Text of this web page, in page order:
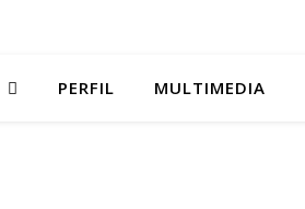
PERFIL MULTIMEDIA